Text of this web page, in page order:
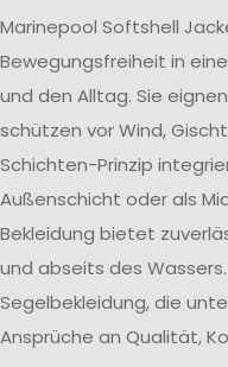
Marinepool Softshell
Bewegungsfreiheit in
und den Alltag. Sie
schützen vor Wind,
Schichten-Prinzip
Außenschicht oder als
Bekleidung bietet
und abseits des
Segelbekleidung, die
Ansprüche an Qualität,